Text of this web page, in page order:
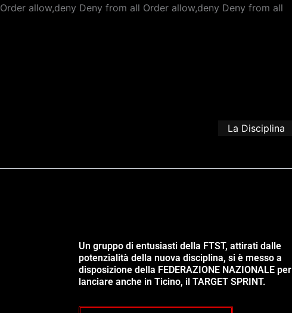
Order allow,deny Deny from all Order allow,deny Deny from all
La Disciplina
Un gruppo di entusiasti della FTST, attirati dalle
potenzialità della nuova disciplina, si è messo a
disposizione della FEDERAZIONE NAZIONALE per
lanciare anche in Ticino, il TARGET SPRINT.